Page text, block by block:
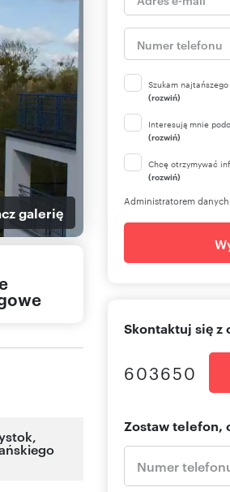
galerię
,
Szukam
(rozwiń)
Interesują mnie
(rozwiń)
Chcę otrzymywać
(rozwiń)
Administratorem
Skontaktuj się z
603650
Zostaw telefon,